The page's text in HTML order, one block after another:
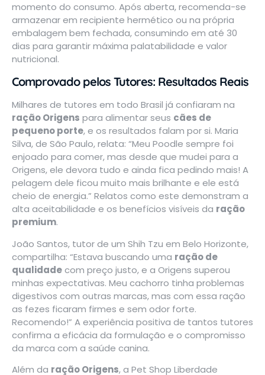
momento do consumo. Após aberta, recomenda-se
armazenar em recipiente hermético ou na própria
embalagem bem fechada, consumindo em até 30
dias para garantir máxima palatabilidade e valor
nutricional.
Comprovado pelos Tutores: Resultados Reais
Milhares de tutores em todo Brasil já confiaram na
ração Origens para alimentar seus cães de
pequeno porte, e os resultados falam por si. Maria
Silva, de São Paulo, relata: “Meu Poodle sempre foi
enjoado para comer, mas desde que mudei para a
Origens, ele devora tudo e ainda fica pedindo mais! A
pelagem dele ficou muito mais brilhante e ele está
cheio de energia.” Relatos como este demonstram a
alta aceitabilidade e os benefícios visíveis da ração
premium.
João Santos, tutor de um Shih Tzu em Belo Horizonte,
compartilha: “Estava buscando uma ração de
qualidadecom preço justo, e a Origens superou
minhas expectativas. Meu cachorro tinha problemas
digestivos com outras marcas, mas com essa ração
as fezes ficaram firmes e sem odor forte.
Recomendo!” A experiência positiva de tantos tutores
confirma a eficácia da formulação e o compromisso
da marca com a saúde canina.
Além da ração Origens, a Pet Shop Liberdade